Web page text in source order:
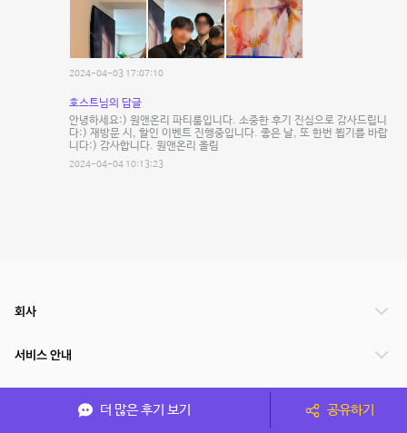
2024-04-03 17:07:10
호스트님의 답글
안녕하세요:) 원앤온리 파티룸입니다. 소중한 후기 진심으로 감사드립니
다:) 재방문 시, 할인 이벤트 진행중입니다. 좋은 날, 또 한번 뵙기를 바랍
니다:) 감사합니다. 원앤온리 올림
2024-04-04 10:13:23
더 많은 후기 보기 공유하기
회사
서비스 안내